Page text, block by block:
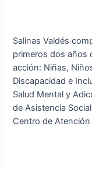
Salinas Valdés
primeros dos años
acción: Niñas,
Discapacidad e
Salud Mental y
de Asistencia
Centro de